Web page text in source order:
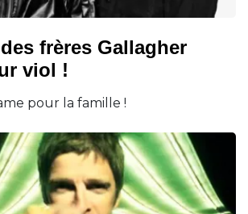
frères Gallagher
viol !
pour la famille !